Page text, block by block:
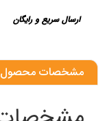
ارسال سریع و رایگان
مشخصات محصول